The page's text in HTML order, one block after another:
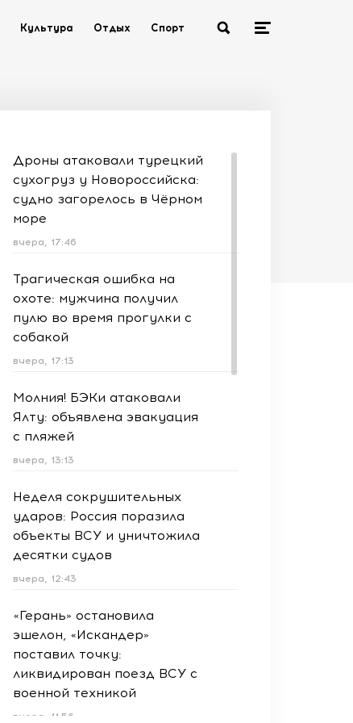
Культура Отдых Спорт
Дроны атаковали турецкий
сухогруз у Новороссийска:
судно загорелось в Чёрном
море
вчера, 17:46
Трагическая ошибка на
охоте: мужчина получил
пулю во время прогулки с
собакой
вчера, 17:13
Молния! БЭКи атаковали
Ялту: объявлена эвакуация
с пляжей
вчера, 13:13
Неделя сокрушительных
ударов: Россия поразила
объекты ВСУ и уничтожила
десятки судов
вчера, 12:43
«Герань» остановила
эшелон, «Искандер»
поставил точку:
ликвидирован поезд ВСУ с
военной техникой
вчера, 11:56